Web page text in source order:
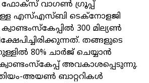
ഫോക്സ് വാഗണ്‍ ഗ്രൂപ്പ്‌
എസ്എസ്ബി ടെക്നോളജി
300 മില്യൺ
തങ്ങളുടെ
80% ചാർജ് ചെയ്യാൻ
അവകാശപ്പെടുന്നു.
അയൺ ബാറ്ററികൾ